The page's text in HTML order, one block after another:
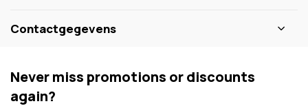
Contactgegevens
Never miss promotions or discounts
again?